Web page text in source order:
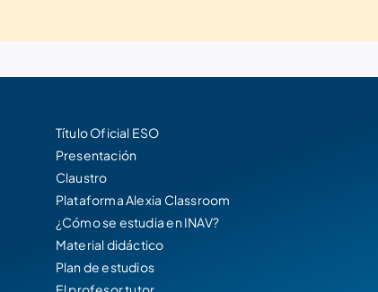
Título Oficial ESO
Presentación
Claustro
Plataforma Alexia Classroom
¿Cómo se estudia en INAV?
Material didáctico
Plan de estudios